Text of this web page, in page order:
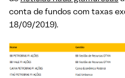
conta de fundos com taxas
18/09/2019).